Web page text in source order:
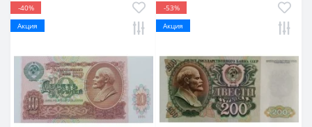
-40%
Акция
-53%
Акция